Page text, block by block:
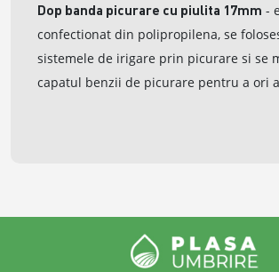
Dop banda picurare cu piulita 17mm -
confectionat din polipropilena, se
sistemele de irigare prin picurare si se
capatul benzii de picurare pentru a ori